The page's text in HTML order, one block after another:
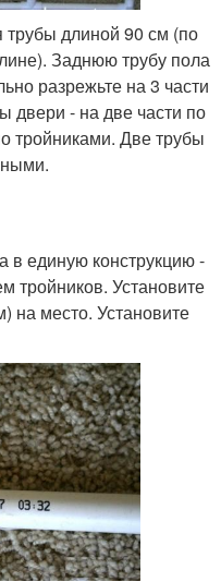
трубы длиной 90 см (по
Заднюю трубу пола
разрежьте на 3 части
двери - на две части по
тройниками. Две трубы
в единую конструкцию -
тройников. Установите
на место. Установите